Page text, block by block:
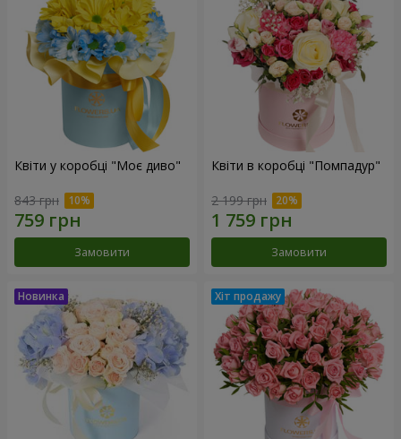
Квіти у коробці "Моє диво"
843 грн
Замовити
Квіти в коробці "Помпадур"
2 199 грн
Замовити